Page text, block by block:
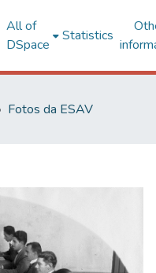
All of
DSpace
Statistics
Fotos da ESAV